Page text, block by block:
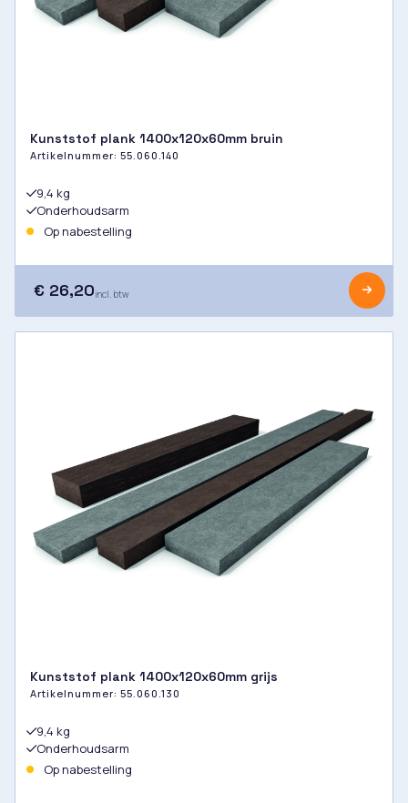
Kunststof plank 1400x120x60mm bruin
Artikelnummer: 55.060.140
9,4 kg
Onderhoudsarm
Op nabestelling
€ 26,20incl. btw
Kunststof plank 1400x120x60mm grijs
Artikelnummer: 55.060.130
9,4 kg
Onderhoudsarm
Op nabestelling